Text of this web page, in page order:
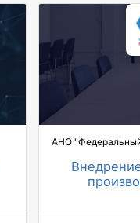
системы